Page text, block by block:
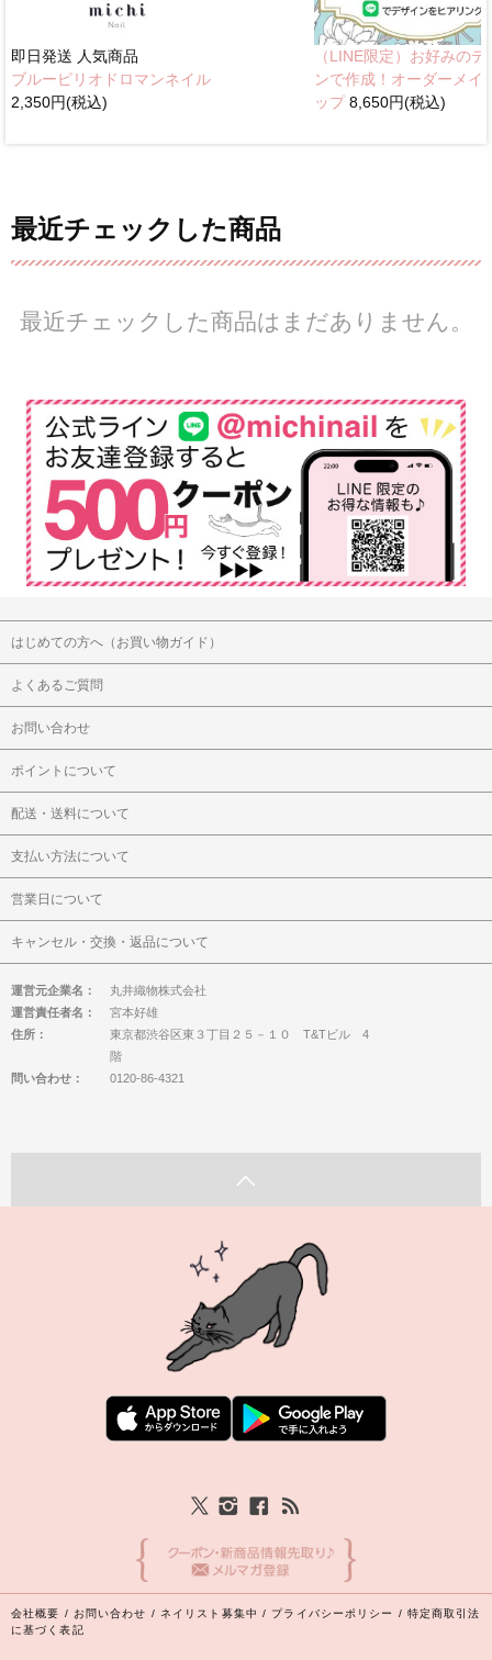
即日発送 人気商品
ブルーピリオドロマンネイル
2,350円(税込)
（LINE限定）お好みのデ
ンで作成！オーダーメイ
ップ8,650円(税込)
最近チェックした商品
最近チェックした商品はまだありません。
はじめての方へ（お買い物ガイド）
よくあるご質問
お問い合わせ
ポイントについて
配送・送料について
支払い方法について
営業日について
キャンセル・交換・返品について
運営元企業名：
丸井織物株式会社
運営責任者名：
宮本好雄
住所：
東京都渋谷区東３丁目２５－１０ T&Tビル 4
階
問い合わせ：
0120-86-4321
会社概要 / お問い合わせ / ネイリスト募集中 / プライバシーポリシー / 特定商取引法
に基づく表記